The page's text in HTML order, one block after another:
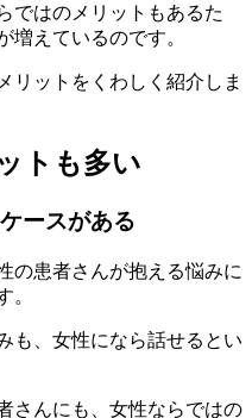
ではのメリットもあるた
増えているのです。
リットをくわしく紹介しま
トも多い
ースがある
の患者さんが抱える悩みに
。
も、女性になら話せるとい
さんにも、女性ならではの